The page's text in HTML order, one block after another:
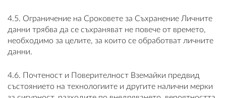
4.5. Ограничение на Сроковете за Съхранение Личните
данни трябва да се съхраняват не повече от времето,
необходимо за целите, за които се обработват личните
данни.
4.6. Почтеност и Поверителност Вземайки предвид
състоянието на технологиите и другите налични мерки